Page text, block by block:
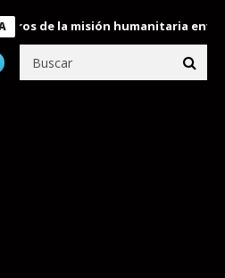
de la misión humanitaria enviada a